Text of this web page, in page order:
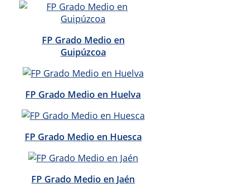
FP Grado Medio en
Guipúzcoa
FP Grado Medio en Huelva
FP Grado Medio en Huesca
FP Grado Medio en Jaén